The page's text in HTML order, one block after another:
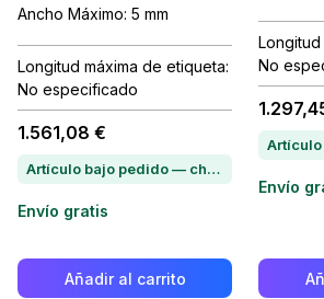
Ancho Máximo: 5 mm
Longitud máxima de etiqueta:
No especificado
1.561,08 €
Artículo bajo pedido — chatea para conocer el plazo de entrega
Envío gratis
Añadir al carrito
Longitud
No
Envío